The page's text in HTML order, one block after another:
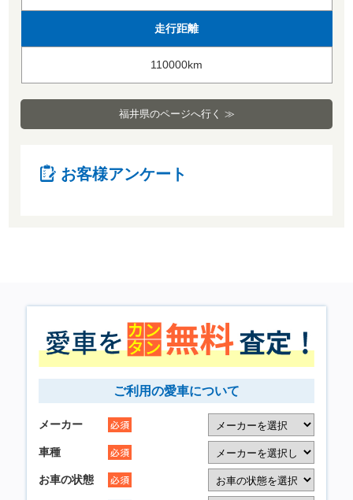
走行距離
110000km
福井県のページへ行く ≫
お客様アンケート